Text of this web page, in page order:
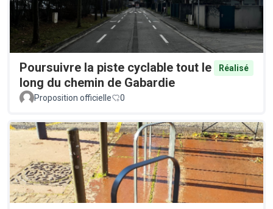
Poursuivre la piste cyclable tout le
long du chemin de Gabardie
Réalisé
Proposition officielle 0